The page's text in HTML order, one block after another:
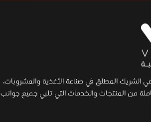
الشريك المطلق في صناعة الأغذية والمشروبات،
من المنتجات والخدمات التي تلبي جميع جوانب